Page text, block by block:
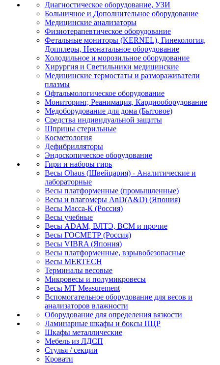
Диагностическое оборудование, УЗИ
Больничное и Дополнительное оборудование
Медицинские анализаторы
Физиотерапевтическое оборудование
Фетальные мониторы (KERNEL), Гинекология,
Допплеры, Неонатальное оборудование
Холодильное и морозильное оборудование
Хирургия и Светильники медицинские
Медицинские термостаты и размораживатели
плазмы
Офтальмологическое оборудование
Мониторинг, Реанимация, Кардиооборудование
Медоборудование для дома (Бытовое)
Средства индивидуальной защиты
Шприцы стерильные
Косметология
Дефибрилляторы
Эндоскопическое оборудование
Гири и наборы гирь
Весы Ohaus (Швейцария) - Аналитические и
лабораторные
Весы платформенные (промышленные)
Весы и влагомеры AnD(A&D) (Япония)
Весы Масса-К (Россия)
Весы учебные
Весы ADAM, ВЛТЭ, BCM и прочие
Весы ГОСМЕТР (Россия)
Весы VIBRA (Япония)
Весы платформенные, взрывобезопасные
Весы MERTECH
Терминалы весовые
Микровесы и полумикровесы
Весы MT Measurement
Вспомогательное оборудование для весов и
анализаторов влажности
Оборудование для определения вязкости
Ламинарные шкафы и боксы ПЦР
Шкафы металлические
Мебель из ЛДСП
Стулья / секции
Кровати